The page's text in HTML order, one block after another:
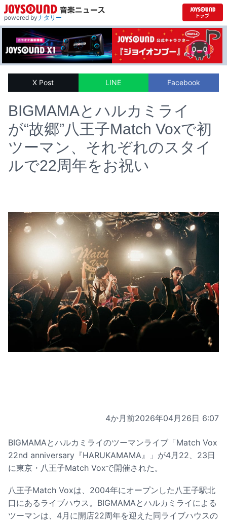
powered byナタリー
X Post LINE Facebook
BIGMAMAとハルカミライ
が“故郷”八王子Match Voxで初
ツーマン、それぞれのスタイ
ルで22周年をお祝い
4か月前2026年04月26日 6:07
BIGMAMAとハルカミライのツーマンライブ「Match Vox
22nd anniversary『HARUKAMAMA』」が4月22、23日
に東京・八王子Match Voxで開催された。
八王子Match Voxは、2004年にオープンした八王子駅北
口にあるライブハウス。BIGMAMAとハルカミライによる
ツーマンは、4月に開店22周年を迎えた同ライブハウスの